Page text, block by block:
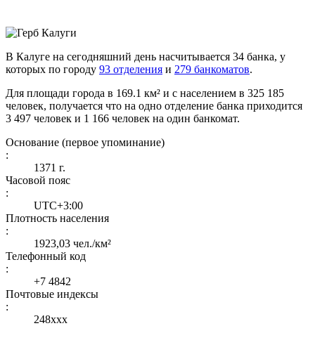
В Калуге на сегодняшний день насчитывается 34 банка, у
которых по городу 93 отделения и 279 банкоматов.
Для площади города в 169.1 км² и с населением в 325 185
человек, получается что на одно отделение банка приходится
3 497 человек и 1 166 человек на один банкомат.
Основание (первое упоминание)
:
1371 г.
Часовой пояс
:
UTC+3:00
Плотность населения
:
1923,03 чел./км²
Телефонный код
:
+7 4842
Почтовые индексы
:
248xxx